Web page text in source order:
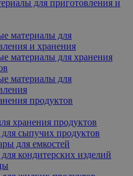
для приготовления и
материалы для
и хранения
материалы для хранения
материалы для
продуктов
хранения продуктов
сыпучих продуктов
для емкостей
кондитерских изделий